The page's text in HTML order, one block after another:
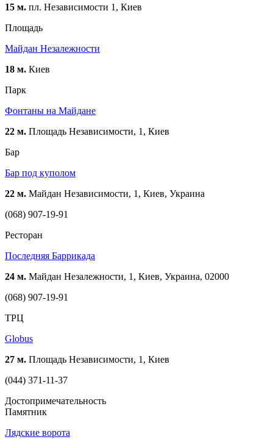
15 м. пл. Независимости 1, Киев
Площадь
Майдан Незалежности
18 м. Киев
Парк
Фонтаны на Майдане
22 м. Площадь Независимости, 1, Киев
Бар
Бар под куполом
22 м. Майдан Независимости, 1, Киев, Украина
(068) 907-19-91
Ресторан
Последняя Баррикада
24 м. Майдан Незалежности, 1, Киев, Украина, 02000
(068) 907-19-91
ТРЦ
Globus
27 м. Площадь Независимости, 1, Киев
(044) 371-11-37
Достопримечательность
Памятник
Лядские ворота